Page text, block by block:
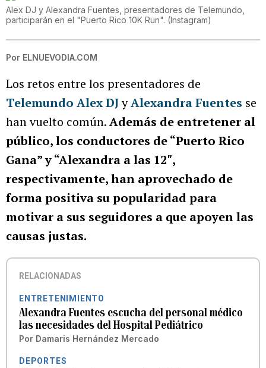
Alex DJ y Alexandra Fuentes, presentadores de Telemundo,
participarán en el "Puerto Rico 10K Run". (Instagram)
Por ELNUEVODIA.COM
Los retos entre los presentadores de
Telemundo Alex DJyAlexandra Fuentes se
han vuelto común.Además de entretener al
público, los conductores de “Puerto Rico
Gana” y “Alexandra a las 12″,
respectivamente, han aprovechado de
forma positiva su popularidad para
motivar a sus seguidores a que apoyen las
causas justas.
RELACIONADAS
ENTRETENIMIENTO
Alexandra Fuentes escucha del personal médico
las necesidades del Hospital Pediátrico
Por Damaris Hernández Mercado
DEPORTES